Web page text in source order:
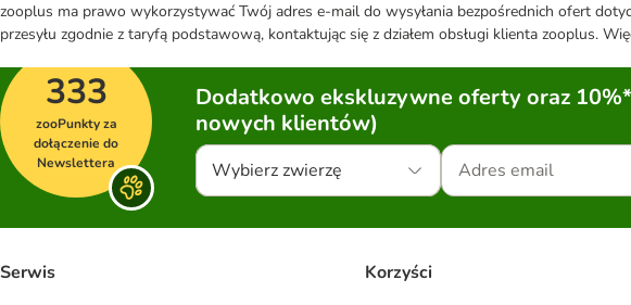
zooplus ma prawo wykorzystywać Twój adres e-mail do wysyłania bezpośrednich ofert
przesyłu zgodnie z taryfą podstawową, kontaktując się z działem obsługi klienta zooplus.
333
zooPunkty za
dołączenie do
Newslettera
Dodatkowo ekskluzywne oferty oraz
nowych klientów)
Wybierz zwierzę
Serwis Korzyści